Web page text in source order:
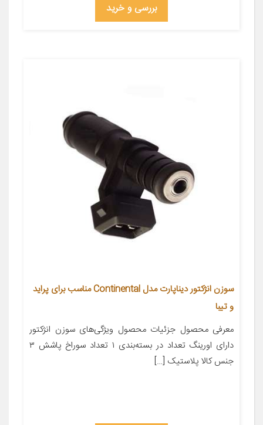
بررسی و خرید
سوزن انژکتور دیناپارت مدل Continental مناسب برای پراید
و تیبا
معرفی محصول جزئیات محصول ویژگی‌های سوزن انژکتور
دارای اورینگ تعداد در بسته‌بندی ۱ تعداد سوراخ پاشش ۳
جنس کالا پلاستیک […]